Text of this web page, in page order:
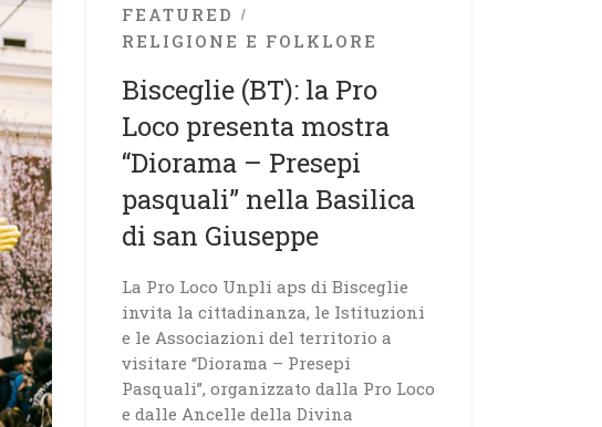
FEATURED
RELIGIONE E FOLKLORE
Bisceglie (BT): la Pro
Loco presenta mostra
“Diorama – Presepi
pasquali” nella Basilica
di san Giuseppe
La Pro Loco Unpli aps di Bisceglie
invita la cittadinanza, le Istituzioni
e le Associazioni del territorio a
visitare “Diorama – Presepi
Pasquali”, organizzato dalla Pro Loco
e dalle Ancelle della Divina